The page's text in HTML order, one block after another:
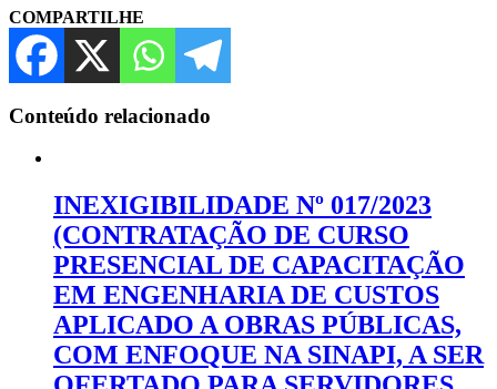
COMPARTILHE
Conteúdo relacionado
INEXIGIBILIDADE Nº 017/2023
(CONTRATAÇÃO DE CURSO
PRESENCIAL DE CAPACITAÇÃO
EM ENGENHARIA DE CUSTOS
APLICADO A OBRAS PÚBLICAS,
COM ENFOQUE NA SINAPI, A SER